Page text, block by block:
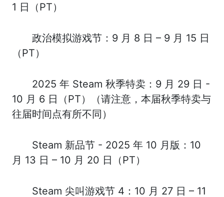
1 日（PT）
政治模拟游戏节：9 月 8 日 – 9 月 15 日
（PT）
2025 年 Steam 秋季特卖：9 月 29 日 -
10 月 6 日（PT）（请注意，本届秋季特卖与
往届时间点有所不同）
Steam 新品节 - 2025 年 10 月版：10
月 13 日 – 10 月 20 日（PT）
Steam 尖叫游戏节 4：10 月 27 日 – 11